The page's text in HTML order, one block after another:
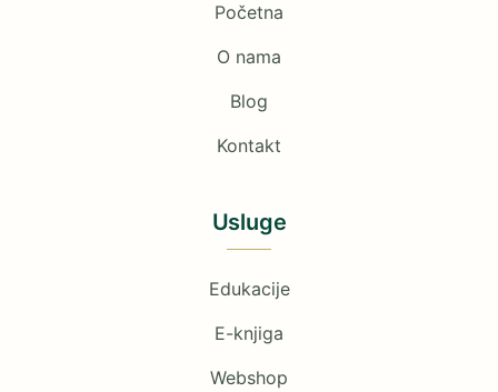
Početna
O nama
Blog
Kontakt
Usluge
Edukacije
E-knjiga
Webshop